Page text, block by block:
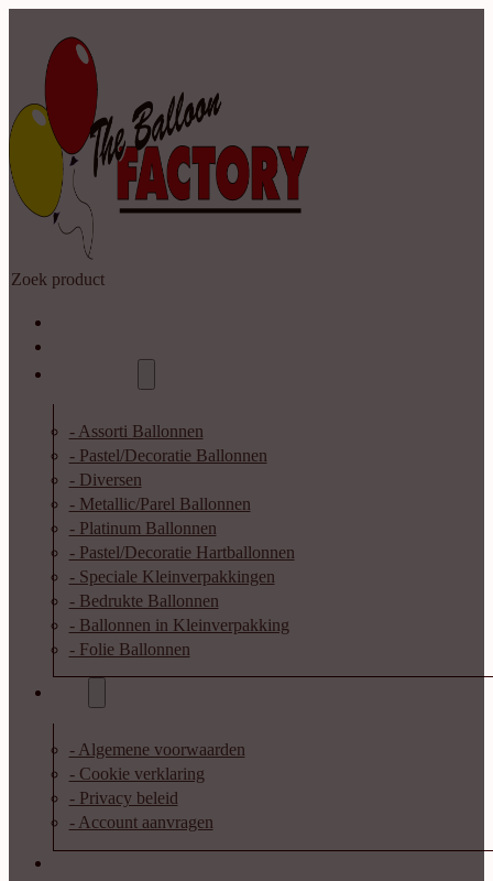
Zoeken
- Assorti Ballonnen
- Pastel/Decoratie Ballonnen
- Diversen
- Metallic/Parel Ballonnen
- Platinum Ballonnen
- Pastel/Decoratie Hartballonnen
- Speciale Kleinverpakkingen
- Bedrukte Ballonnen
- Ballonnen in Kleinverpakking
- Folie Ballonnen
- Algemene voorwaarden
- Cookie verklaring
- Privacy beleid
- Account aanvragen